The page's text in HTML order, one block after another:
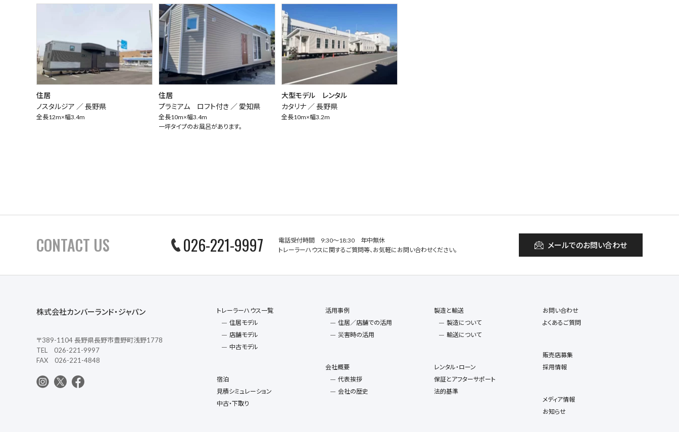
住居
ノスタルジア ／長野県
全長12m×幅3.4m
住居
プラミアム ロフト付き ／ 愛知県
全長10m×幅3.4m
一坪タイプのお風呂があります。
大型モデル レンタル
カタリナ ／長野県
全長10m×幅3.2m
CONTACT US 026-221-9997
電話受付時間 9:30～18:30 年中無休
トレーラーハウスに関するご質問等、お気軽にお問い合わせください。
メールでのお問い合わせ
株式会社カンバーランド・ジャパン
〒389-1104 長野県長野市豊野町浅野1778
TEL 026-221-9997
FAX 026-221-4848
トレーラーハウス一覧
住居モデル
店舗モデル
中古モデル
宿泊
見積シミュレーション
中古・下取り
活用事例
住居／店舗での活用
災害時の活用
会社概要
代表挨拶
会社の歴史
製造と輸送
製造について
輸送について
レンタル・ローン
保証とアフターサポート
法的基準
お問い合わせ
よくあるご質問
販売店募集
採用情報
メディア情報
お知らせ